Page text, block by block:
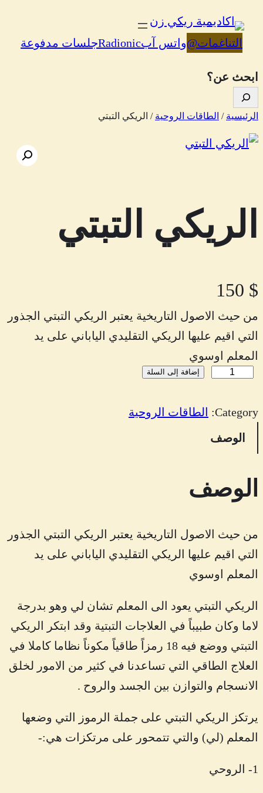
تخطى
إلى
المحتوى
التناغمات@واتس آبRadionicجلسات مدفوعة
ابحث عن؟
الرئيسية / الطاقات الروحية / الريكي التبتي
الريكي التبتي
150 $
من حيث الاصول التاريخية يعتبر الريكي التبتي الجذور
التي اقيم عليها الريكي التقليدي الياباني على يد
المعلم اوسوي
ك
ي
ا
ل
ر
ك
ي
إضافة إلى السلة
Category:
الطاقات الروحية
الوصف
الوصف
من حيث الاصول التاريخية يعتبر الريكي التبتي الجذور
التي اقيم عليها الريكي التقليدي الياباني على يد
المعلم اوسوي
الريكي التبتي يعود الى المعلم تشان لي وهو بدرجة
لاما وكان طبيباً في العلاجات التبتية وقد ابتكر الريكي
التبتي ووضع فيه 18 رمزاً طاقياً مكوناً نظاما كاملا في
العلاج الطاقي التي تساعدنا في كثير من الامور لخلق
الانسجام والتوازن بين الجسد والروح .
يرتكز الريكي التبتي على جملة الرموز التي وضعها
المعلم (لي) والتي تتمحور على مرتكزات هي:-
1- الروحي